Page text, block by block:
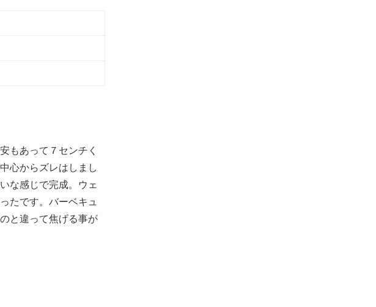
もあって７センチく
心からズレはしまし
な感じで完成。ウェ
たです。バーベキュ
と違って焦げる事が